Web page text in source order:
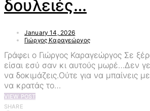
δουλειές…
January 14, 2026
Γιώργος Καραγεώργος
Γράφει ο Γιώργος Καραγεώργος Σε
είσαι εσύ σαν κι αυτούς μωρέ…Δεν
να δοκιμάζεις.Ούτε για να μπαίνεις
να κρατάς το…
VIEW POST
SHARE